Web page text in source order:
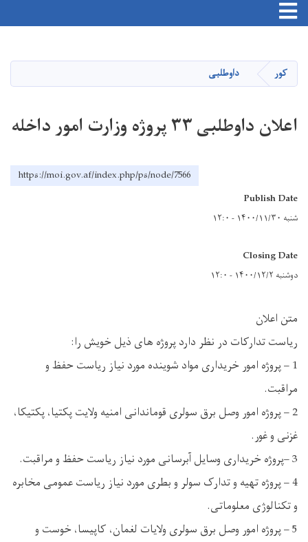
Toggle navigation
کور داوطلبی
اعلان داوطلبی ۳۳ پروژه وزارت امور داخله
https://moi.gov.af/index.php/ps/node/7566
Publish Date
شنبه ۱۴۰۰/۱۱/۳۰ - ۱۲:۰
Closing Date
دوشنبه ۱۴۰۰/۱۲/۲ - ۱۲:۰
متن اعلان
ریاست تدارکات در نظر دارد پروژه های ذیل خویش را:
1 – پروژه امور خریداری مواد شوینده مورد نیاز ریاست حفظ و
مراقبت.
2 – پروژه امور وصل برق سولری قوماندانی امنیه ولایت پکتیا، پکتیکا،
غزنی و غور.
3 –پروژه خریداری وسایل آبرسانی مورد نیاز ریاست حفظ و مراقبت.
4 – پروژه تهیه و تدارک سولر و بطری مورد نیاز ریاست عمومی مخابره
و تکنالوژی معلوماتی.
5 – پروژه امور وصل برق سولری ولایات لغمان، کاپیسا، خوست و